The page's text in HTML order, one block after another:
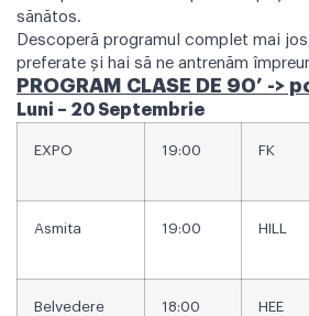
sănătos.
Descoperă programul complet mai
preferate și hai să ne antrenăm
PROGRAM CLASE DE 90’ -
Luni – 20 Septembrie
EXPO 19:00 FK
Asmita 19:00 HILL
Belvedere 18:00 HEE